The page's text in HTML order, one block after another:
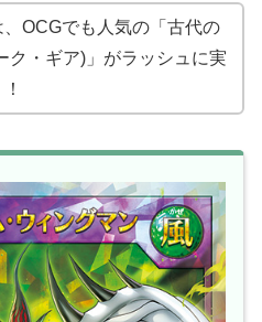
OCGでも人気の「古代の
ク・ギア)」がラッシュに実